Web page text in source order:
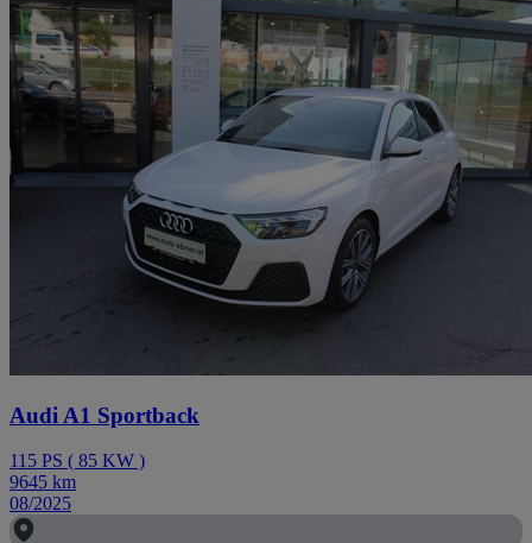
Audi A1 Sportback
115 PS ( 85 KW )
9645 km
08/2025